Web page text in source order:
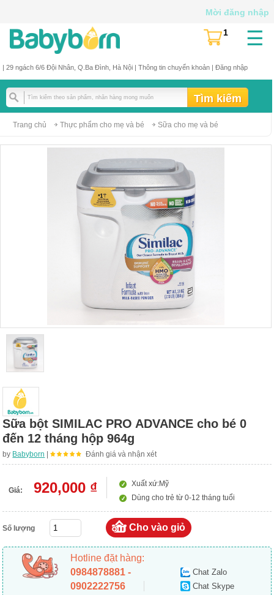
| 29 ngách 6/6 Đội Nhân, Q.Ba Đình, Hà Nội | Thông tin chuyển khoản| Đăng nhập
☰
(
1
Mời đăng nhập
Trang chủ Thực phẩm cho mẹ và bé Sữa cho mẹ và bé
Sữa bột SIMILAC PRO ADVANCE cho bé 0
đến 12 tháng hộp 964g
by Babyborn | Đánh giá và nhận xét
Giá: 920,000 ₫
Xuất xứ:Mỹ
Dùng cho trẻ từ 0-12 tháng tuổi
Số lượng
Hotline đặt hàng:
0984878881 -
0902222756
Chat Zalo
Chat Skype